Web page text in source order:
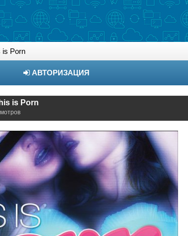
is Porn
АВТОРИЗАЦИЯ
is Porn